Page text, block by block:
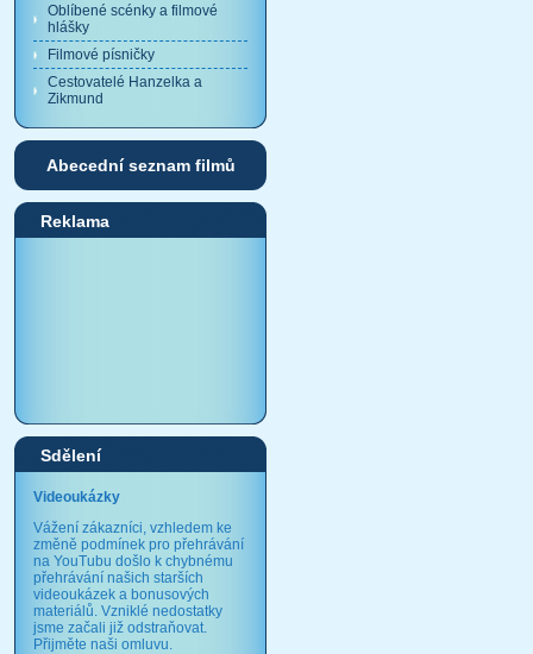
Oblíbené scénky a filmové
hlášky
Filmové písničky
Cestovatelé Hanzelka a
Zikmund
Abecední seznam filmů
Reklama
Sdělení
Videoukázky
Vážení zákazníci, vzhledem ke
změně podmínek pro přehrávání
na YouTubu došlo k chybnému
přehrávání našich starších
videoukázek a bonusových
materiálů. Vzniklé nedostatky
jsme začali již odstraňovat.
Přijměte naši omluvu.